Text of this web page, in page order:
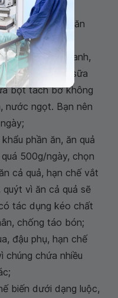
mỡ, bơ, kem,
ngọt; hạn chế ăn
- 20g/ngày;
nước trà xanh,
không đường, sữa
bột tách bơ không
nước ngọt. Bạn nên
phần ăn, ăn quả
500g/ngày, chọn
cả quả, hạn chế vắt
vì ăn cả quả sẽ
tác dụng kéo chất
chống táo bón;
đậu phụ, hạn chế
chúng chứa nhiều
biến dưới dạng luộc,